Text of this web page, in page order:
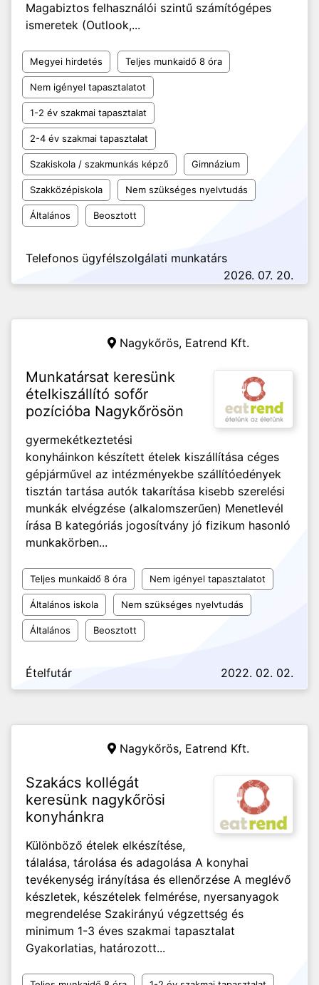
Magabiztos felhasználói szintű számítógépes
ismeretek (Outlook,...
Megyei hirdetés Teljes munkaidő 8 óra
Nem igényel tapasztalatot
1-2 év szakmai tapasztalat
2-4 év szakmai tapasztalat
Szakiskola / szakmunkás képző Gimnázium
Szakközépiskola Nem szükséges nyelvtudás
Általános Beosztott
Telefonos ügyfélszolgálati munkatárs
2026. 07. 20.
Nagykőrös, Eatrend Kft.
Munkatársat keresünk
ételkiszállító sofőr
pozícióba Nagykőrösön
gyermekétkeztetési
konyháinkon készített ételek kiszállítása céges
gépjárművel az intézményekbe szállítóedények
tisztán tartása autók takarítása kisebb szerelési
munkák elvégzése (alkalomszerűen) Menetlevél
írása B kategóriás jogosítvány jó fizikum hasonló
munkakörben...
Teljes munkaidő 8 óra Nem igényel tapasztalatot
Általános iskola Nem szükséges nyelvtudás
Általános Beosztott
Ételfutár 2022. 02. 02.
Nagykőrös, Eatrend Kft.
Szakács kollégát
keresünk nagykőrösi
konyhánkra
Különböző ételek elkészítése,
tálalása, tárolása és adagolása A konyhai
tevékenység irányítása és ellenőrzése A meglévő
készletek, készételek felmérése, nyersanyagok
megrendelése Szakirányú végzettség és
minimum 1-3 éves szakmai tapasztalat
Gyakorlatias, határozott...